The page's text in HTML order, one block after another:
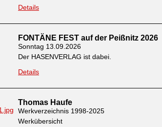
Details
FONTÄNE FEST auf der Peißnitz 2026
Sonntag 13.09.2026
Der HASENVERLAG ist dabei.
Details
Thomas Haufe
Werkverzeichnis 1998-2025
Werkübersicht